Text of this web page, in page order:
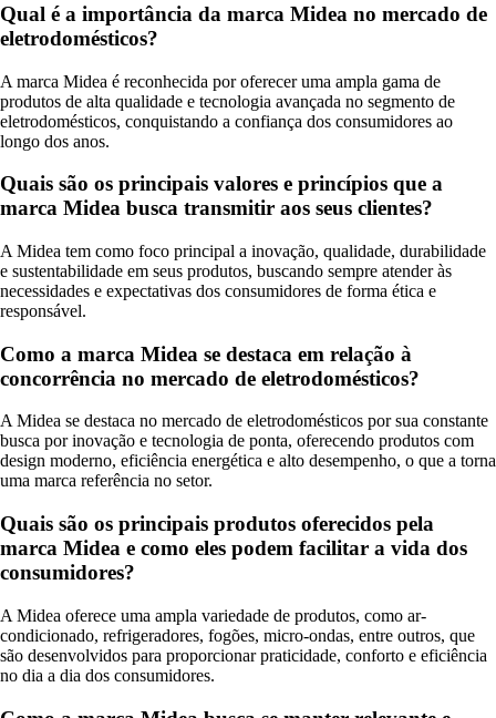
Qual é a importância da marca Midea no mercado de
eletrodomésticos?
A marca Midea é reconhecida por oferecer uma ampla gama de
produtos de alta qualidade e tecnologia avançada no segmento de
eletrodomésticos, conquistando a confiança dos consumidores ao
longo dos anos.
Quais são os principais valores e princípios que a
marca Midea busca transmitir aos seus clientes?
A Midea tem como foco principal a inovação, qualidade, durabilidade
e sustentabilidade em seus produtos, buscando sempre atender às
necessidades e expectativas dos consumidores de forma ética e
responsável.
Como a marca Midea se destaca em relação à
concorrência no mercado de eletrodomésticos?
A Midea se destaca no mercado de eletrodomésticos por sua constante
busca por inovação e tecnologia de ponta, oferecendo produtos com
design moderno, eficiência energética e alto desempenho, o que a torna
uma marca referência no setor.
Quais são os principais produtos oferecidos pela
marca Midea e como eles podem facilitar a vida dos
consumidores?
A Midea oferece uma ampla variedade de produtos, como ar-
condicionado, refrigeradores, fogões, micro-ondas, entre outros, que
são desenvolvidos para proporcionar praticidade, conforto e eficiência
no dia a dia dos consumidores.